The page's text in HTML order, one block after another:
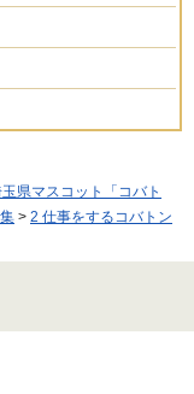
県マスコット「コバト
> 2 仕事をするコバトン